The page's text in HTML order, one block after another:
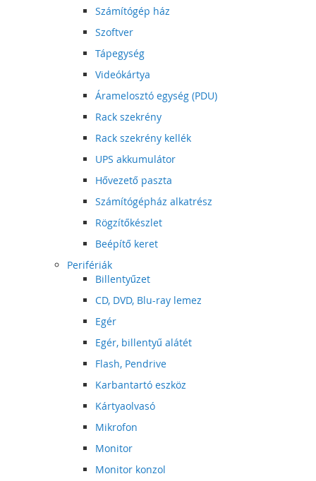
Számítógép ház
Szoftver
Tápegység
Videókártya
Áramelosztó egység (PDU)
Rack szekrény
Rack szekrény kellék
UPS akkumulátor
Hővezető paszta
Számítógépház alkatrész
Rögzítőkészlet
Beépítő keret
Perifériák
Billentyűzet
CD, DVD, Blu-ray lemez
Egér
Egér, billentyű alátét
Flash, Pendrive
Karbantartó eszköz
Kártyaolvasó
Mikrofon
Monitor
Monitor konzol